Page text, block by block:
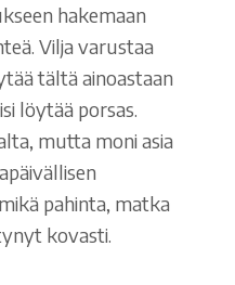
hakemaan
Vilja varustaa
tältä ainoastaan
löytää porsas.
mutta moni asia
pahinta, matka
kovasti.